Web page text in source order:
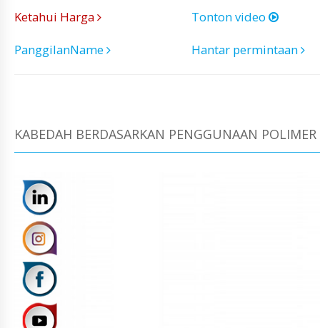
Ketahui Harga
Tonton video
PanggilanName
Hantar permintaan
KABEDAH BERDASARKAN PENGGUNAAN